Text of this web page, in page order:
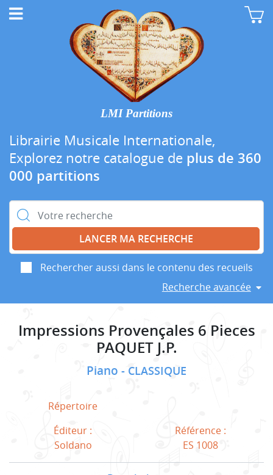
LMI Partitions
Librairie Musicale Internationale,
Explorez notre catalogue de plus de 360
000 partitions
Rechercher :
Rechercher aussi dans le contenu des recueils
Recherche avancée
Impressions Provençales 6 Pieces
PAQUET J.P.
Piano CLASSIQUE
Répertoire
Éditeur :
Soldano
Référence :
ES 1008